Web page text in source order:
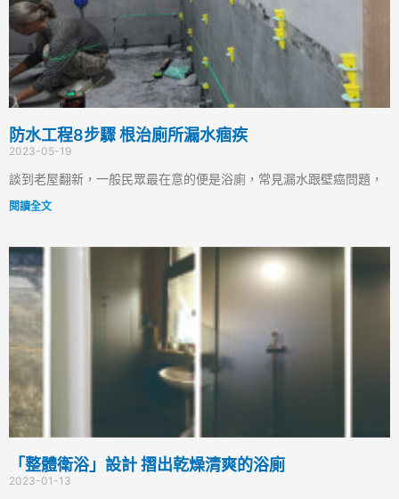
防水工程8步驟 根治廁所漏水痼疾
2023-05-19
談到老屋翻新，一般民眾最在意的便是浴廁，常見漏水跟壁癌問題，
閱讀全文
「整體衛浴」設計 摺出乾燥清爽的浴廁
2023-01-13